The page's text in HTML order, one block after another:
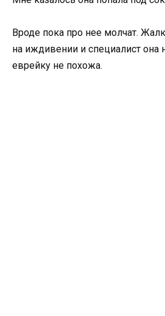
Вроде пока про нее молчат.
на иждивении и специалист она
еврейку не похожа.